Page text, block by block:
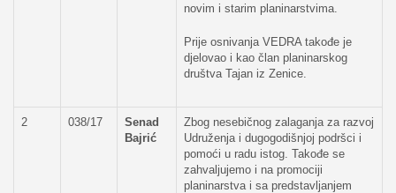
novim i starim planinarstvima.
Prije osnivanja VEDRA takođe je
djelovao i kao član planinarskog
društva Tajan iz Zenice.
2 038/17
Senad
Bajrić
Zbog nesebičnog zalaganja za razvoj
Udruženja i dugogodišnjoj podršci i
pomoći u radu istog. Takođe se
zahvaljujemo i na promociji
planinarstva i sa predstavljanjem